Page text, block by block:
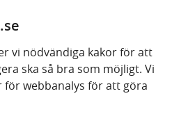
vi nödvändiga kakor för att
ska så bra som möjligt. Vi
för webbanalys för att göra